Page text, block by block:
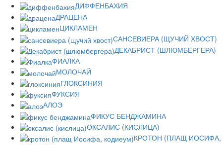
ДИФФЕНБАХИЯ
ДРАЦЕНА
ЦИКЛАМЕН
САНСЕВИЕРА (ЩУЧИЙ ХВОСТ)
ДЕКАБРИСТ (ШЛЮМБЕРГЕРА)
ФИАЛКА
МОЛОЧАЙ
ГЛОКСИНИЯ
ФУКСИЯ
АЛОЭ
ФИКУС БЕНДЖАМИНА
ОКСАЛИС (КИСЛИЦА)
КРОТОН (ПЛАЩ ИОСИФА,